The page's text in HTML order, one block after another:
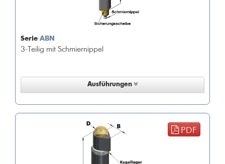
Serie ABN
3-Teilig mit Schmiernippel
Ausführungen
PDF